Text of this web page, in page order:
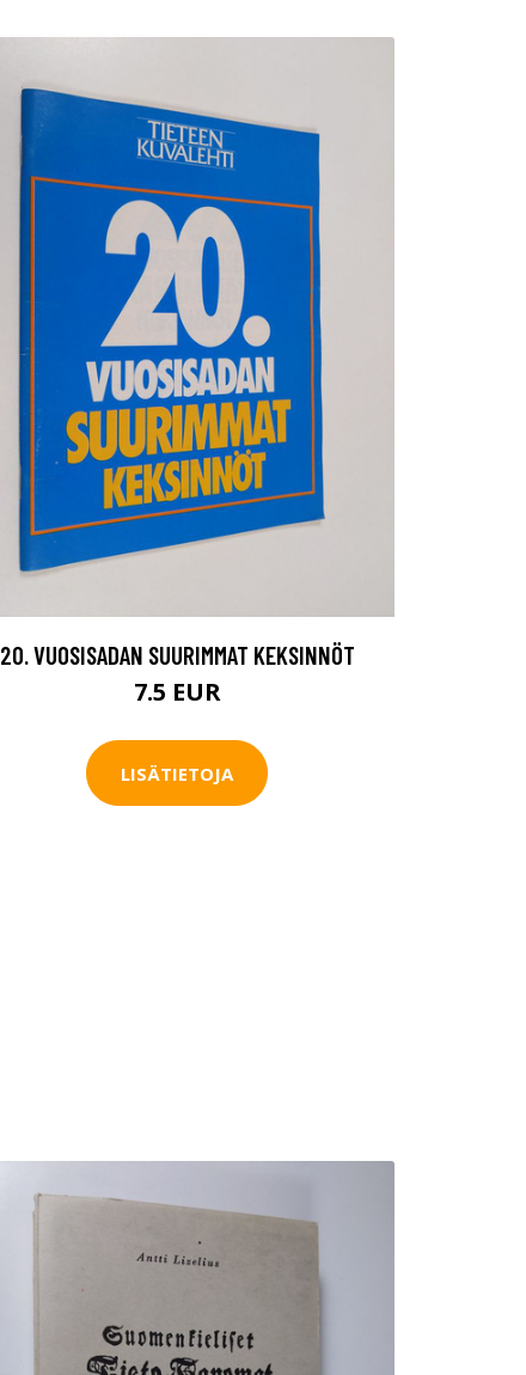
20. VUOSISADAN SUURIMMAT KEKSINNÖT
7.5 EUR
LISÄTIETOJA